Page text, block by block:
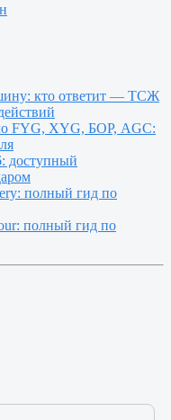
кто ответит — ТСЖ
FYG, XYG, БОР, AGC:
доступный
полный гид по
полный гид по